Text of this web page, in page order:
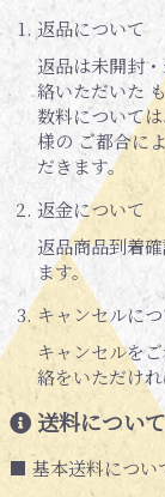
返品について
返品は未開封
絡いただいた
数料について
様の ご都合に
だきます。
返金について
返品商品到着
ます。
キャンセルに
キャンセルを
絡をいただけれ
送料について
■ 基本送料につい